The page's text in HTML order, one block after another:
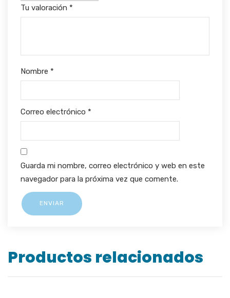
Tu valoración *
Nombre *
Correo electrónico *
Guarda mi nombre, correo electrónico y web en este
navegador para la próxima vez que comente.
Productos relacionados